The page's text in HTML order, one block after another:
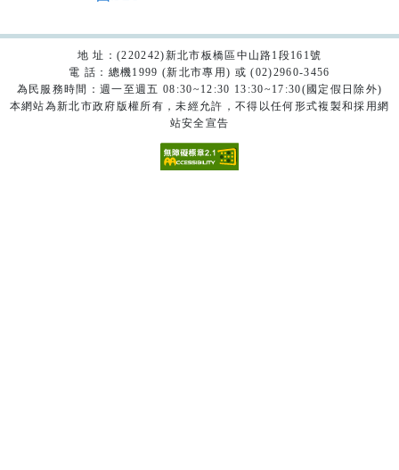
地 址：(220242)新北市板橋區中山路1段161號
電 話：總機1999 (新北市專用) 或 (02)2960-3456
為民服務時間：週一至週五 08:30~12:30 13:30~17:30(國定假日除外)
本網站為新北市政府版權所有，未經允許，不得以任何形式複製和採用網
站安全宣告